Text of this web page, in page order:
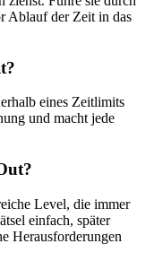
Ablauf der Zeit in das
eines Zeitlimits
und macht jede
Level, die immer
einfach, später
Herausforderungen